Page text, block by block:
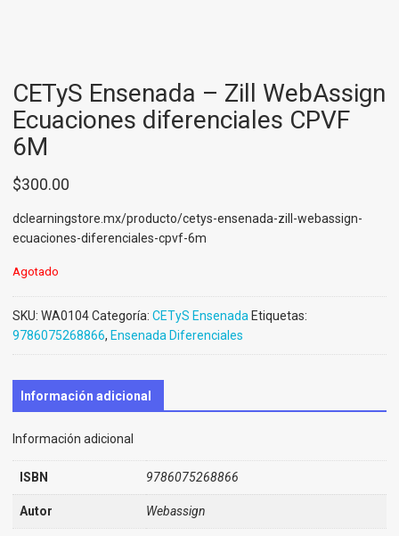
CETyS Ensenada – Zill WebAssign
Ecuaciones diferenciales CPVF
6M
$300.00
dclearningstore.mx/producto/cetys-ensenada-zill-webassign-
ecuaciones-diferenciales-cpvf-6m
Agotado
SKU: WA0104Categoría: CETyS Ensenada Etiquetas:
9786075268866, Ensenada Diferenciales
Información adicional
Información adicional
ISBN 9786075268866
Autor Webassign